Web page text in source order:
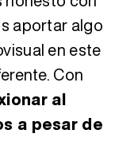
aportar algo
en este
Con
al
a pesar de